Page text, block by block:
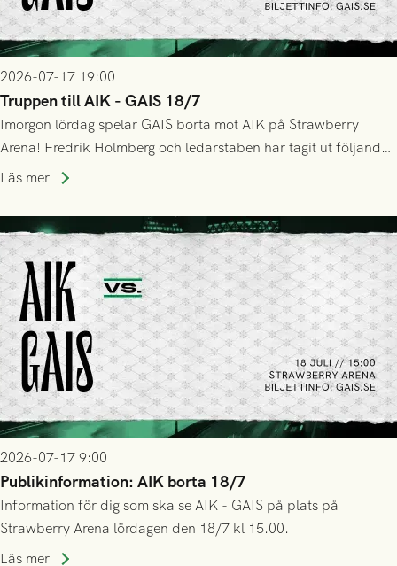
2026-07-17 19:00
Truppen till AIK - GAIS 18/7
Imorgon lördag spelar GAIS borta mot AIK på Strawberry
Arena! Fredrik Holmberg och ledarstaben har tagit ut följande
trupp till matchen:
Läs mer
2026-07-17 9:00
Publikinformation: AIK borta 18/7
Information för dig som ska se AIK - GAIS på plats på
Strawberry Arena lördagen den 18/7 kl 15.00.
Läs mer